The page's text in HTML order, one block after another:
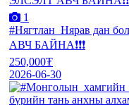
1
#Нягтлан_Нярав дан
АВЧ БАЙНА❗❗❗
250,000₮
2026-06-30